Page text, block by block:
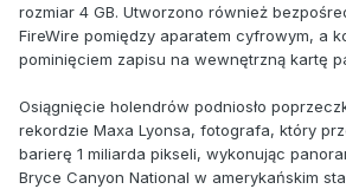
rozmiar 4 GB. Utworzono również
FireWire pomiędzy aparatem cyfrowym, a
pominięciem zapisu na wewnętrzną kartę
Osiągnięcie holendrów podniosło
rekordzie Maxa Lyonsa, fotografa, który
barierę 1 miliarda pikseli, wykonując
Bryce Canyon National w amerykańskim